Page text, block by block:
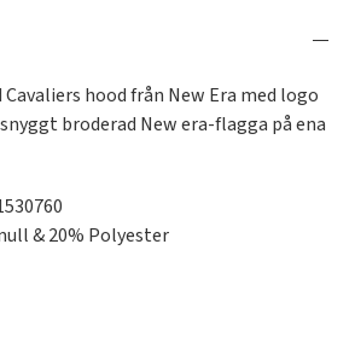
hood från New Era med logo
broderad New era-flagga på ena
& 20% Polyester